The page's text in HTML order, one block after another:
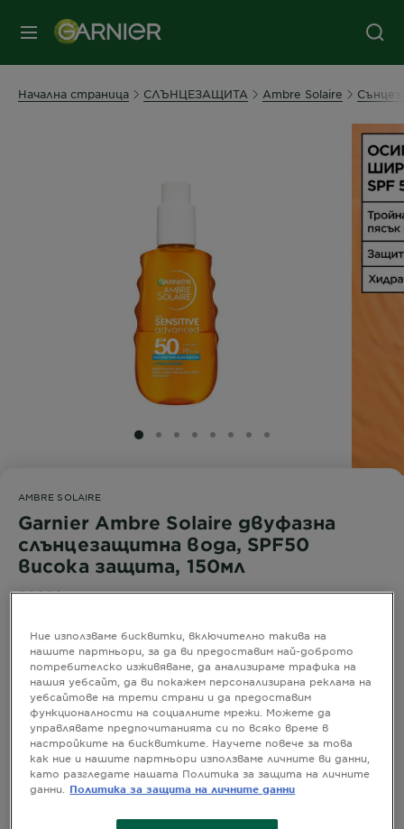
МЕНЮ
Начална страница СЛЪНЦЕЗАЩИТА Ambre Solaire
SLIDE 1
SLIDE 2
SLIDE 3
SLIDE 4
SLIDE 5
SLIDE 6
SLIDE 7
SLIDE 8
AMBRE SOLAIRE
Garnier Ambre Solaire двуфазна
слънцезащитна вода, SPF50
висока защита, 150мл
0,0/5 (0 отзиви)
Лека, немазна и хидратираща формула за кожа и
коса. Обогатена с хиалуронова киселина и
витамин Е.
РАЗМЕР 150 МЛ
КУПЕТЕ СЕГА
Ние използваме бисквитки, включително такива на
нашите партньори, за да ви предоставим най-доброто
потребителско изживяване, да анализираме трафика на
нашия уебсайт, да ви покажем персонализирана реклама на
уебсайтове на трети страни и да предоставим
функционалности на социалните мрежи. Можете да
управлявате предпочитанията си по всяко време в
настройките на бисквитките. Научете повече за това
как ние и нашите партньори използваме личните ви данни,
като разгледате нашата Политика за защита на личните
данни.
Политика за защита на личните данни